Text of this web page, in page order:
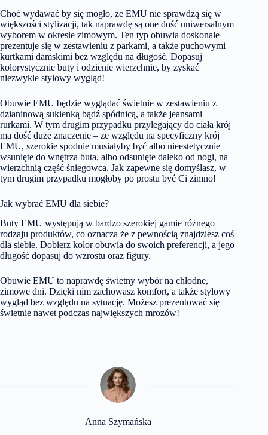
Choć wydawać by się mogło, że EMU nie sprawdzą się w
większości stylizacji, tak naprawdę są one dość uniwersalnym
wyborem w okresie zimowym. Ten typ obuwia doskonale
prezentuje się w zestawieniu z parkami, a także puchowymi
kurtkami damskimi bez względu na długość. Dopasuj
kolorystycznie buty i odzienie wierzchnie, by zyskać
niezwykle stylowy wygląd!
Obuwie EMU będzie wyglądać świetnie w zestawieniu z
dzianinową sukienką bądź spódnicą, a także jeansami
rurkami. W tym drugim przypadku przylegający do ciała krój
ma dość duże znaczenie – ze względu na specyficzny krój
EMU, szerokie spodnie musiałyby być albo nieestetycznie
wsunięte do wnętrza buta, albo odsunięte daleko od nogi, na
wierzchnią część śniegowca. Jak zapewne się domyślasz, w
tym drugim przypadku mogłoby po prostu być Ci zimno!
Jak wybrać EMU dla siebie?
Buty EMU występują w bardzo szerokiej gamie różnego
rodzaju produktów, co oznacza że z pewnością znajdziesz coś
dla siebie. Dobierz kolor obuwia do swoich preferencji, a jego
długość dopasuj do wzrostu oraz figury.
Obuwie EMU to naprawdę świetny wybór na chłodne,
zimowe dni. Dzięki nim zachowasz komfort, a także stylowy
wygląd bez względu na sytuację. Możesz prezentować się
świetnie nawet podczas największych mrozów!
Anna Szymańska